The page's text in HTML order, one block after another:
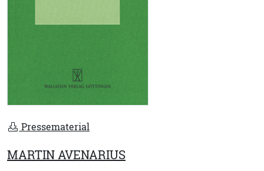
Pressematerial
MARTIN AVENARIUS